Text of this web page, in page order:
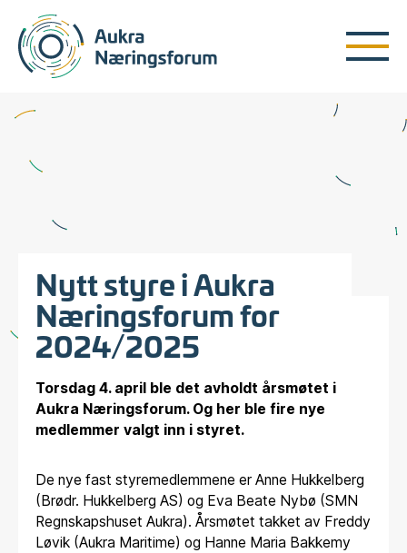
Nytt styre i Aukra
Næringsforum for
2024/2025
Torsdag 4. april ble det avholdt årsmøtet i
Aukra Næringsforum. Og her ble fire nye
medlemmer valgt inn i styret.
De nye fast styremedlemmene er Anne Hukkelberg
(Brødr. Hukkelberg AS) og Eva Beate Nybø (SMN
Regnskapshuset Aukra). Årsmøtet takket av Freddy
Løvik (Aukra Maritime) og Hanne Maria Bakkemy